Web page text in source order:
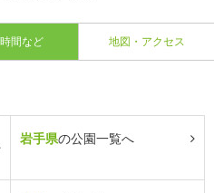
間など 地図・アクセス
岩手県の公園一覧へ